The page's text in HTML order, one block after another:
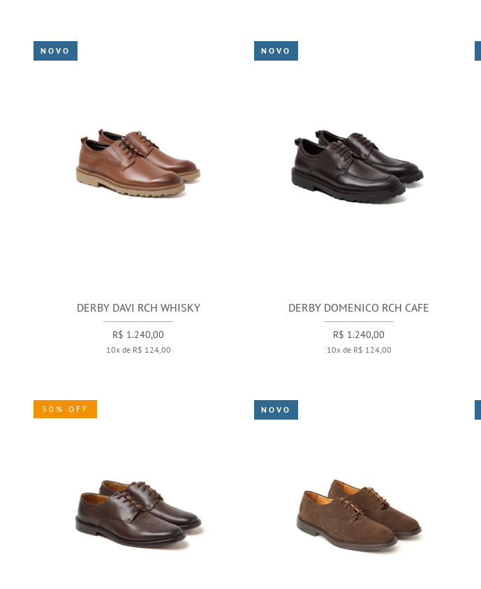
DERBY DAVI RCH WHISKY
R$ 1.240,00
10x de R$ 124,00
NOVO
DERBY DOMENICO RCH CAFE
R$ 1.240,00
10x de R$ 124,00
NOVO
30% OFF NOVO